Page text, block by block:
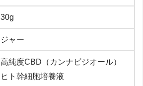
30g
ジャー
高純度CBD（カンナビジオール）
ヒト幹細胞培養液